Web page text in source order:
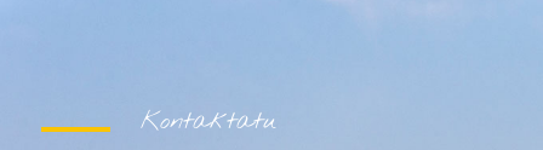
Kontaktatu